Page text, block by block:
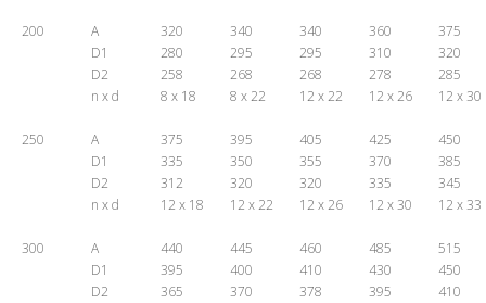
200 A 320 340 340 360
375
D1
280 295 295 310
320
D2
258 268 268 278
285
n x d
8 x 18 8 x 22 12 x 22 12 x 26 12 x 30
250 A 375 395 405 425
450
D1
335 350 355 370
385
D2
312 320 320 335
345
n x d
12 x 18 12 x 22 12 x 26 12 x 30 12 x 33
300 A 440 445 460 485
515
D1
395 400 410 430
450
D2
365 370 378 395
410